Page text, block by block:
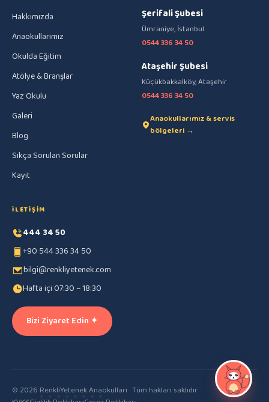
Hakkımızda
Anaokullarımız
Okulda Eğitim
Atölye & Branşlar
Yaz Okulu
Galeri
Blog
Sıkça Sorulan Sorular
Kayıt
Şerifali Şubesi
Ümraniye, İstanbul
0544 336 34 50
Ataşehir Şubesi
Küçükbakkalköy, Ataşehir
0544 336 34 50
Anaokullarımız & servis
bölgeleri →
İLETIŞIM
444 34 50
+90 544 336 34 50
bilgi@renkliyetenek.com
Hafta içi 07:30 – 18:30
Bizi Ziyaret Edin ✦
© 2026 RenkliYetenek Anaokulları · Tüm hakları saklıdır